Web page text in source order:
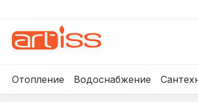
Отопление Водоснабжение